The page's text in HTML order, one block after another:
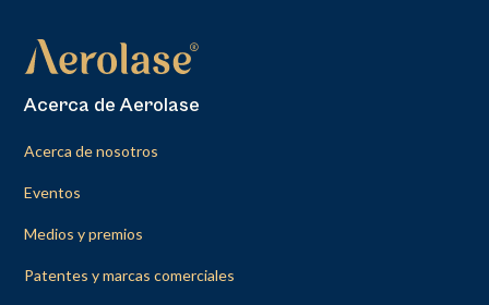
Acerca de Aerolase
Acerca de nosotros
Eventos
Medios y premios
Patentes y marcas comerciales